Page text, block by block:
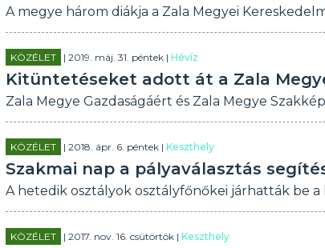
A megye három diákja a Zala Megyei
KÖZÉLET | 2019. máj. 31. péntek | Hévíz
Kitüntetéseket adott át a Zala
Zala Megye Gazdaságáért és Zala Megye
KÖZÉLET | 2018. ápr. 6. péntek | Keszthely
Szakmai nap a pályaválasztás
A hetedik osztályok osztályfőnőkei járhatták be
KÖZÉLET | 2017. nov. 16. csütörtök | Keszthely